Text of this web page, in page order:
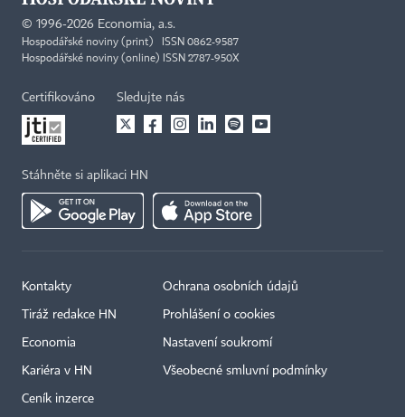
© 1996-2026 Economia, a.s.
Hospodářské noviny (print) ISSN 0862-9587
Hospodářské noviny (online) ISSN 2787-950X
Certifikováno Sledujte nás
Stáhněte si aplikaci HN
Kontakty
Tiráž redakce HN
Economia
Kariéra v HN
Ceník inzerce
Ochrana osobních údajů
Prohlášení o cookies
Nastavení soukromí
Všeobecné smluvní podmínky